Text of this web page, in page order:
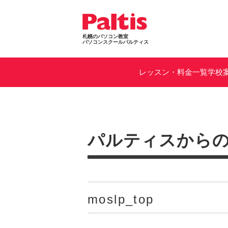
札幌のパソコン教室
パソコンスクールパルティス
レッスン・料金一覧学校
パルティスから
moslp_top